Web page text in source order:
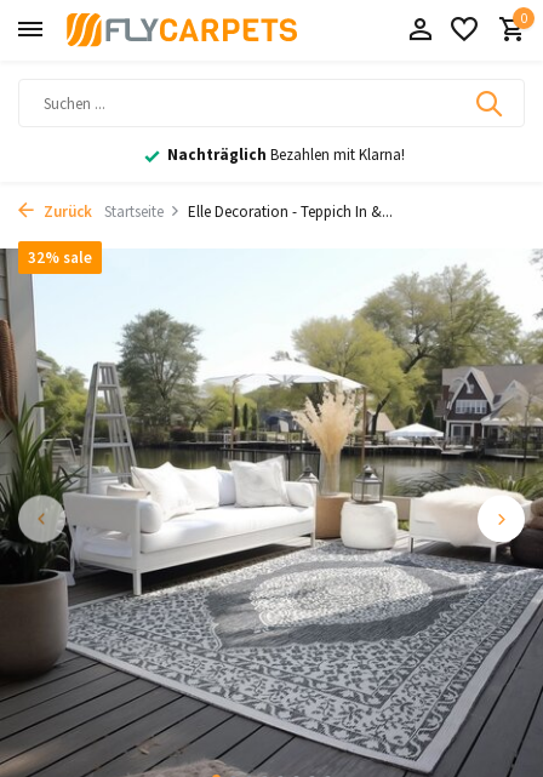
0
Nachträglich Bezahlen mit Klarna!
Zurück Startseite Elle Decoration - Teppich In &...
32% sale